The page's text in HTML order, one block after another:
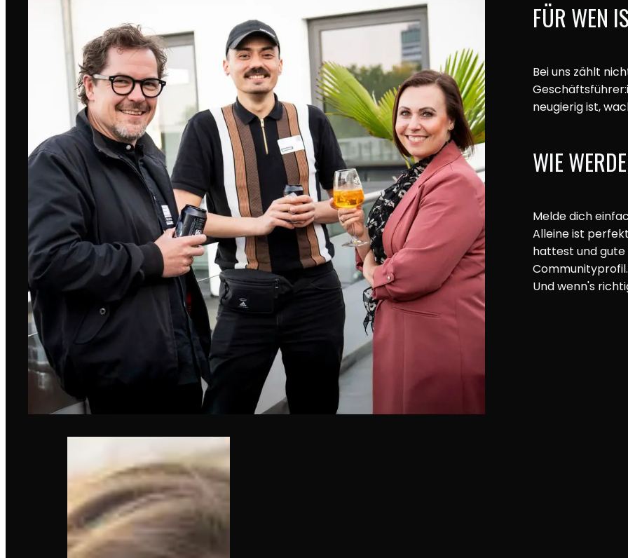
FÜR WEN
Bei uns zählt
neugierig ist,
WIE
Melde dich
Alleine ist
hattest und
Communityprofil.
Und wenn's